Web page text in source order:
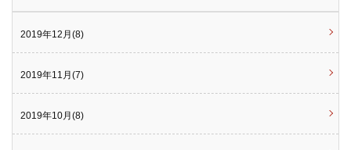
2019年12月(8)
2019年11月(7)
2019年10月(8)